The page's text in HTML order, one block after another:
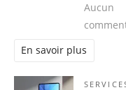
Aucun
En savoir plus